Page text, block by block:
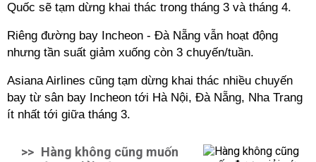
Quốc sẽ tạm dừng khai thác trong tháng 3 và tháng 4.
Riêng đường bay Incheon - Đà Nẵng vẫn hoạt động
nhưng tần suất giảm xuống còn 3 chuyến/tuần.
Asiana Airlines cũng tạm dừng khai thác nhiều chuyến
bay từ sân bay Incheon tới Hà Nội, Đà Nẵng, Nha Trang
ít nhất tới giữa tháng 3.
>> Hàng không cũng muốn